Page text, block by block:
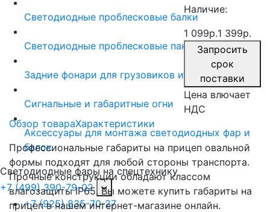
Светодиодные проблесковые балки
Светодиодные проблесковые панели
Задние фонари для грузовиков и прицепов
Сигнальные и габаритные огни
Аксессуары для монтажа светодиодных фар и
балок
Светодиодные фары на спецтехнику
+7 (499) 390-79-02
+7 (925) 835-70-27
Наличие:
1 099р.1 399р.
Запросить
срок
поставки
Цена влючает
НДС
Обзор товараХарактеристики
Профессиональные габариты на прицеп овальной
формы подходят для любой стороны транспорта.
Прочные конструкции обладают классом
влагозащиты IP65. Вы можете купить габариты на
прицеп в нашем интернет-магазине онлайн.